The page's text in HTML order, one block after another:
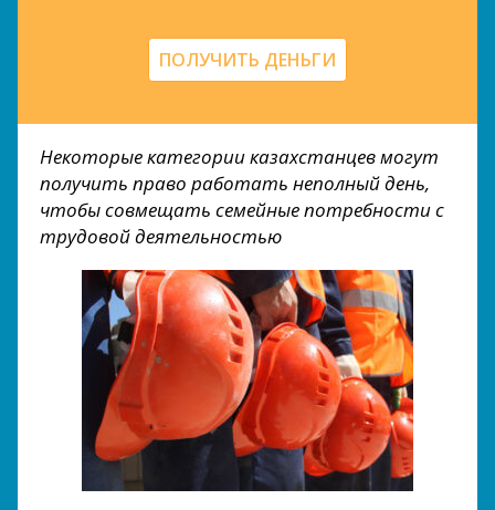
ПОЛУЧИТЬ ДЕНЬГИ
Некоторые категории казахстанцев могут
получить право работать неполный день,
чтобы совмещать семейные потребности с
трудовой деятельностью